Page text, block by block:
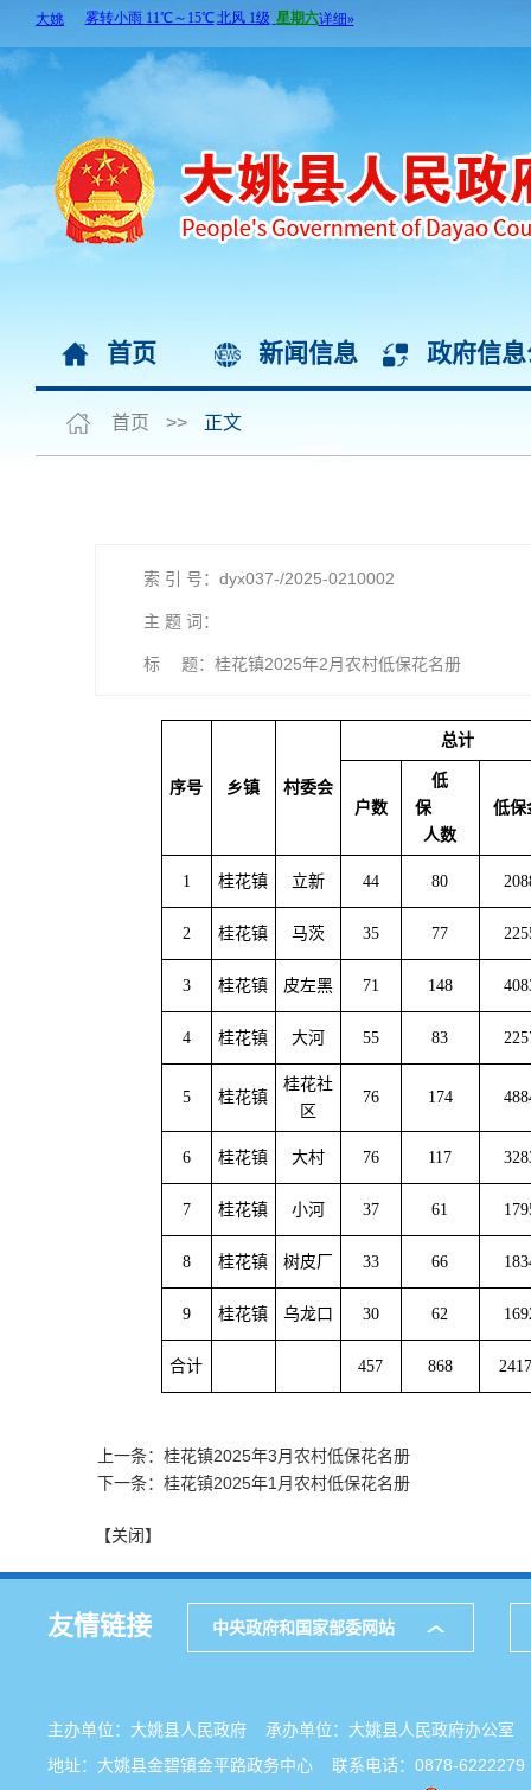
首页 新闻信息 政府信
首页 >> 正文
索 引 号：dyx037-/2025-0210002
主 题 词：
标 题：桂花镇2025年2月农村低保花名册
序号 乡镇 村委会
总计
户数
低
保
人数
低保
1 桂花镇 立新 44 80
2 桂花镇 马茨 35 77
3 桂花镇 皮左黑 71 148
4 桂花镇 大河 55 83
5 桂花镇
桂花社
区
76 174
6 桂花镇 大村 76 117
7 桂花镇 小河 37 61
8 桂花镇 树皮厂 33 66
9 桂花镇 乌龙口 30 62
合计 457 868
上一条：桂花镇2025年3月农村低保花名册
下一条：桂花镇2025年1月农村低保花名册
【关闭】
友情链接 中央政府和国家部委网站
主办单位：大姚县人民政府 承办单位：大姚县人民政府办公
地址：大姚县金碧镇金平路政务中心 联系电话：0878-6222279